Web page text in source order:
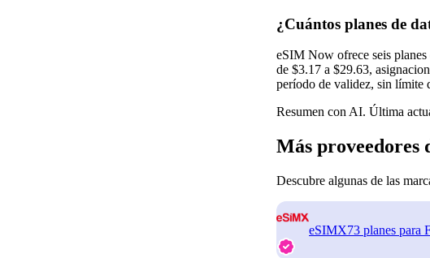
¿Cuántos planes de
eSIM Now ofrece seis planes
de $3.17 a $29.63,
período de validez, sin límite
Resumen con AI. Última
Más proveedores
Descubre algunas de las
eSIMX73 planes para